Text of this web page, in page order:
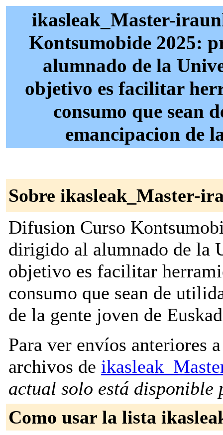
ikasleak_Master-
Kontsumobide 2025:
alumnado de la
objetivo es facilitar
consumo que sean
emancipacion de
Sobre ikasleak_Master-
Difusion Curso
dirigido al alumnado de la
objetivo es facilitar
consumo que sean de
de la gente joven de
Para ver envíos anteriores
archivos de
actual solo está
Como usar la lista